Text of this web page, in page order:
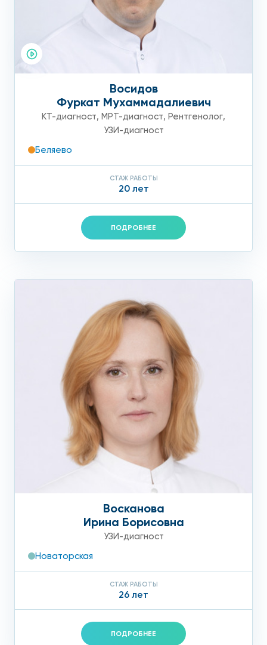
Восидов
Фуркат Мухаммадалиевич
КТ-диагност, МРТ-диагност, Рентгенолог,
УЗИ-диагност
Беляево
СТАЖ РАБОТЫ
20 лет
ПОДРОБНЕЕ
Восканова
Ирина Борисовна
УЗИ-диагност
Новаторская
СТАЖ РАБОТЫ
26 лет
ПОДРОБНЕЕ